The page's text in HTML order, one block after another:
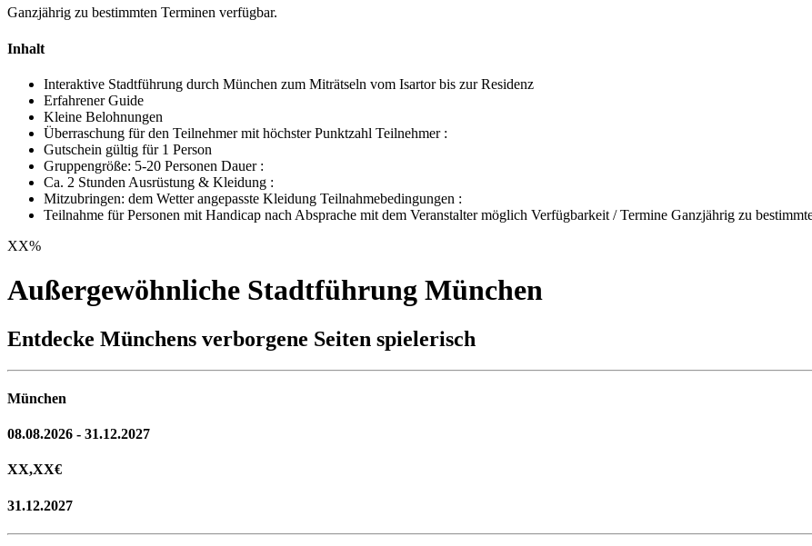
Ganzjährig zu bestimmten Terminen verfügbar.
Inhalt
Interaktive Stadtführung durch München zum Miträtseln vom Isartor bis zur Residenz
Erfahrener Guide
Kleine Belohnungen
Überraschung für den Teilnehmer mit höchster Punktzahl Teilnehmer :
Gutschein gültig für 1 Person
Gruppengröße: 5-20 Personen Dauer :
Ca. 2 Stunden Ausrüstung & Kleidung :
Mitzubringen: dem Wetter angepasste Kleidung Teilnahmebedingungen :
Teilnahme für Personen mit Handicap nach Absprache mit dem Veranstalter möglich Verfügbarkeit / Termine Ganzjährig zu
XX%
Außergewöhnliche Stadtführung München
Entdecke Münchens verborgene Seiten spielerisch
München
08.08.2026 - 31.12.2027
XX,XX€
31.12.2027